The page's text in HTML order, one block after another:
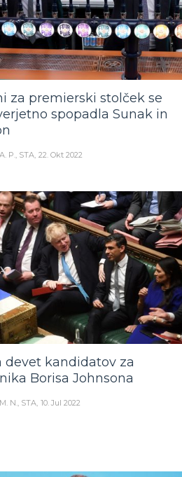
za premierski stolček se
spopadla Sunak in
A. P., STA 22. Okt 2022
devet kandidatov za
Borisa Johnsona
M. N., STA 10. Jul 2022